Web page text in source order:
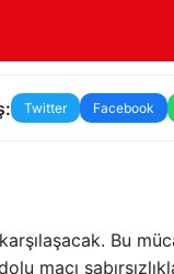
Twitter Facebook
Bu
maçı